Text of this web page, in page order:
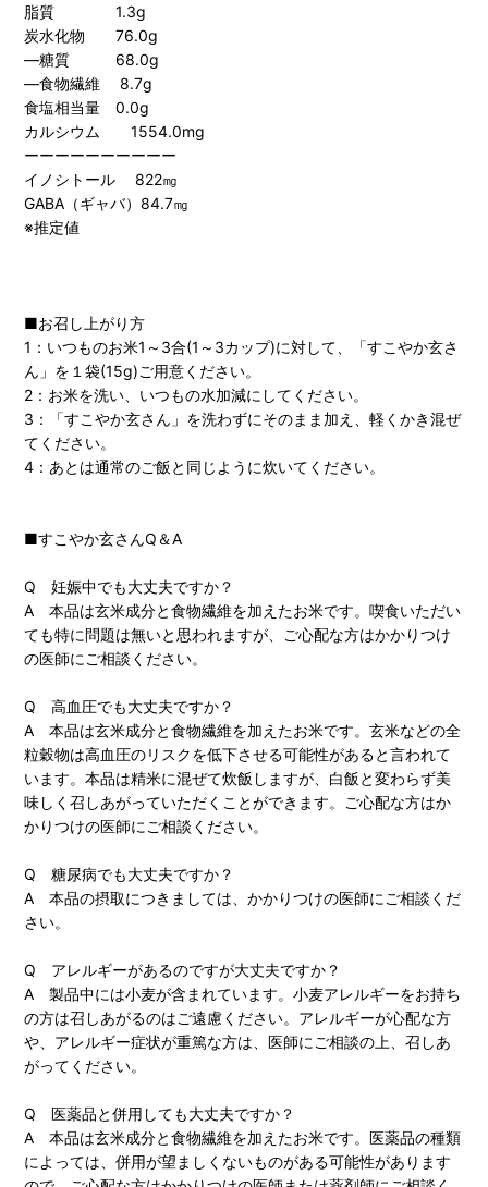
脂質 1.3g
炭水化物 76.0g
―糖質 68.0g
―食物繊維 8.7g
食塩相当量 0.0g
カルシウム 1554.0mg
ーーーーーーーーーー
イノシトール 822㎎
GABA（ギャバ）84.7㎎
※推定値
■お召し上がり方
1：いつものお米1～3合(1～3カップ)に対して、「すこやか玄さ
ん」を１袋(15g)ご用意ください。
2：お米を洗い、いつもの水加減にしてください。
3：「すこやか玄さん」を洗わずにそのまま加え、軽くかき混ぜ
てください。
4：あとは通常のご飯と同じように炊いてください。
■すこやか玄さんQ＆A
Q 妊娠中でも大丈夫ですか？
A 本品は玄米成分と食物繊維を加えたお米です。喫食いただい
ても特に問題は無いと思われますが、ご心配な方はかかりつけ
の医師にご相談ください。
Q 高血圧でも大丈夫ですか？
A 本品は玄米成分と食物繊維を加えたお米です。玄米などの全
粒穀物は高血圧のリスクを低下させる可能性があると言われて
います。本品は精米に混ぜて炊飯しますが、白飯と変わらず美
味しく召しあがっていただくことができます。ご心配な方はか
かりつけの医師にご相談ください。
Q 糖尿病でも大丈夫ですか？
A 本品の摂取につきましては、かかりつけの医師にご相談くだ
さい。
Q アレルギーがあるのですが大丈夫ですか？
A 製品中には小麦が含まれています。小麦アレルギーをお持ち
の方は召しあがるのはご遠慮ください。アレルギーが心配な方
や、アレルギー症状が重篤な方は、医師にご相談の上、召しあ
がってください。
Q 医薬品と併用しても大丈夫ですか？
A 本品は玄米成分と食物繊維を加えたお米です。医薬品の種類
によっては、併用が望ましくないものがある可能性があります